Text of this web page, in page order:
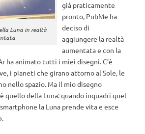
Luna in realtà
già praticamente
pronto, PubMe ha
deciso di
aggiungere la realtà
aumentata e con la
ha animato tutti i miei disegni. C’è
i pianeti che girano attorno al Sole, le
nello spazio. Ma il mio disegno
quello della Luna: quando inquadri quel
la Luna prende vita e esce